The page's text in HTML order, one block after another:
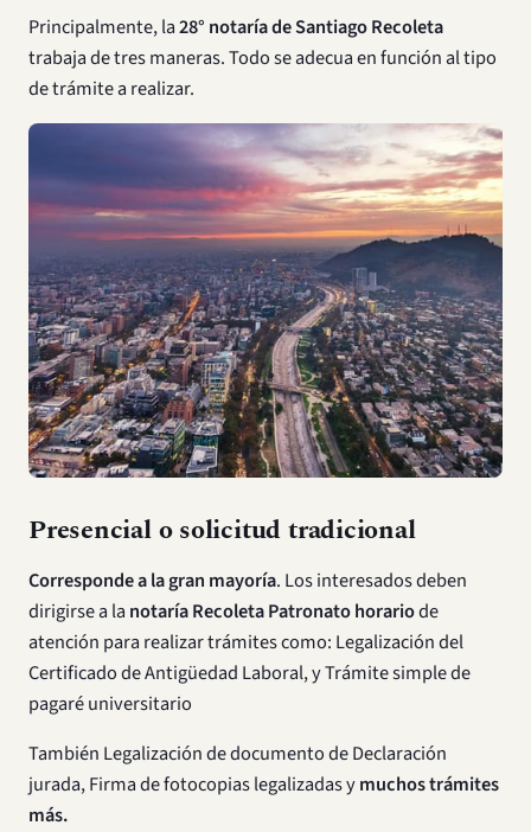
Principalmente, la28° notaría de Santiago Recoleta
trabaja de tres maneras. Todo se adecua en función al tipo
de trámite a realizar.
Presencial o solicitud tradicional
Corresponde a la gran mayoría. Los interesados deben
dirigirse a la notaría Recoleta Patronato horariode
atención para realizar trámites como: Legalización del
Certificado de Antigüedad Laboral, y Trámite simple de
pagaré universitario
También Legalización de documento de Declaración
jurada, Firma de fotocopias legalizadas ymuchos trámites
más.